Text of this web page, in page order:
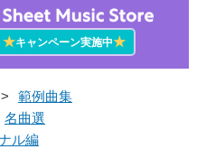
★キャンペーン実施中★
>
範例曲集
名曲選
ル編